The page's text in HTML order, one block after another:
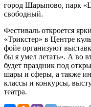
город Шарыпово, парк
свободный.
Фестиваль откроется
«Трикстер» в Центре
фойе организуют
бы я умел летать». А во
будет праздник под
шары и сферы, а также
классы и конкурсы,
театра.